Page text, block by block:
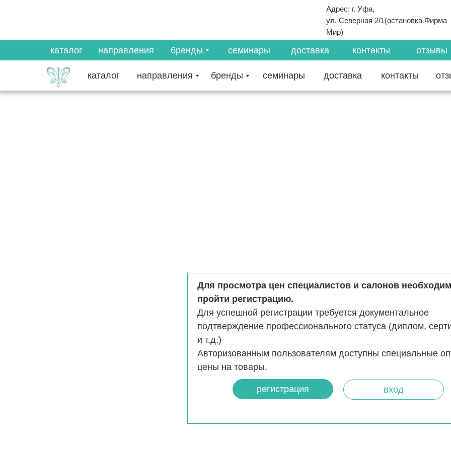
Адрес: г. Уфа,
ул. Северная 2/1(остановка Фирма
Мир)
направления бренды семинары доставка контакты
каталог отзывы
направления бренды семинары контакты
доставка
каталог
Для просмотра цен специалистов и салонов
пройти регистрацию.
Для успешной регистрации требуется документальное
подтверждение профессионального статуса (диплом,
и т.д.)
Авторизованным пользователям доступны специальные
цены на товары.
регистрация вход